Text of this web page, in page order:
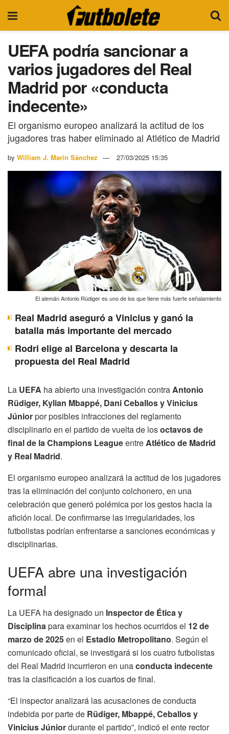
UEFA podría sancionar a
varios jugadores del Real
Madrid por «conducta
indecente»
El organismo europeo analizará la actitud de los
jugadores tras haber eliminado al Atlético de Madrid
by William J. Marín Sánchez 27/03/2025 15:35
El alemán Antonio Rüdiger es uno de los que tiene más fuerte señalamiento
Real Madrid aseguró a Vinicius y ganó la
batalla más importante del mercado
Rodri elige al Barcelona y descarta la
propuesta del Real Madrid
La UEFA ha abierto una investigación contraAntonio
Rüdiger, Kylian Mbappé, Dani Ceballos y Vinicius
Júniorpor posibles infracciones del reglamento
disciplinario en el partido de vuelta de losoctavos de
final de la Champions LeagueentreAtlético de Madrid
y Real Madrid.
El organismo europeo analizará la actitud de los jugadores
tras la eliminación del conjunto colchonero, en una
celebración que generó polémica por los gestos hacia la
afición local. De confirmarse las irregularidades, los
futbolistas podrían enfrentarse a sanciones económicas y
disciplinarias.
UEFA abre una investigación
formal
La UEFA ha designado un Inspector de Ética y
Disciplinapara examinar los hechos ocurridos el 12 de
marzo de 2025en el Estadio Metropolitano. Según el
comunicado oficial, se investigará si los cuatro futbolistas
del Real Madrid incurrieron en unaconducta indecente
tras la clasificación a los cuartos de final.
“El inspector analizará las acusaciones de conducta
indebida por parte de Rüdiger, Mbappé, Ceballos y
Vinicius Júniordurante el partido”, indicó el ente rector